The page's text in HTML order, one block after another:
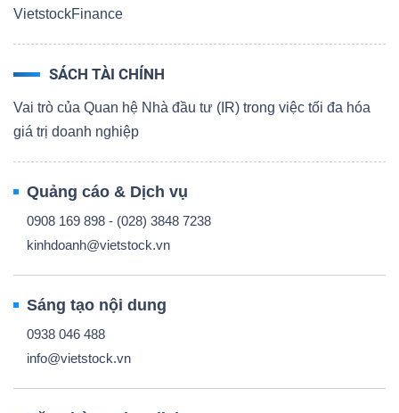
VietstockFinance
SÁCH TÀI CHÍNH
Vai trò của Quan hệ Nhà đầu tư (IR) trong việc tối đa hóa
giá trị doanh nghiệp
Quảng cáo & Dịch vụ
0908 169 898 - (028) 3848 7238
kinhdoanh@vietstock.vn
Sáng tạo nội dung
0938 046 488
info@vietstock.vn